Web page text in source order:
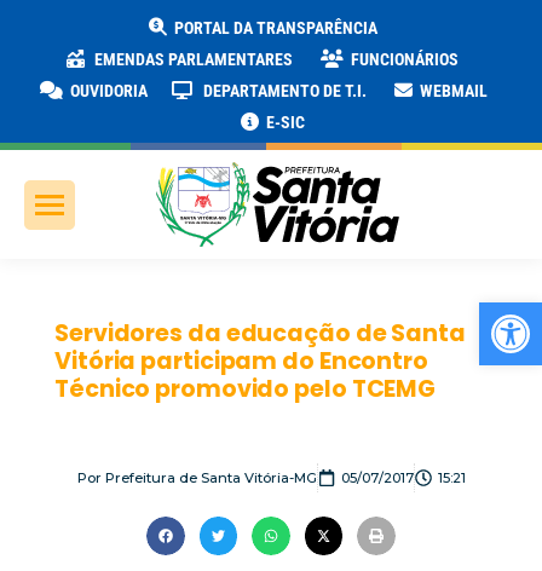
PORTAL DA TRANSPARÊNCIA
EMENDAS PARLAMENTARES
FUNCIONÁRIOS
OUVIDORIA
DEPARTAMENTO DE T.I.
WEBMAIL
E-SIC
Servidores da educação de Santa
Vitória participam do Encontro
Técnico promovido pelo TCEMG
PorPrefeitura de Santa Vitória-MG 05/07/2017 15:21